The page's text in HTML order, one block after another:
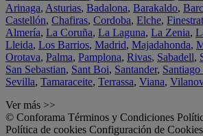
Arinaga, Asturias, Badalona, Barakaldo,
Castellón, Chafiras, Cordoba, Elche, Finestrat
Almería, La Coruña, La Laguna, La Zenia,
Lleida, Los Barrios, Madrid, Majadahonda,
Orotava, Palma, Pamplona, Rivas, Sabadell,
San Sebastian, Sant Boi, Santander,
Sevilla, Tamaraceite, Terrassa, Viana,
Ver más >>
© Conforama Términos y Condiciones
Política de cookies Configuración de Cookies